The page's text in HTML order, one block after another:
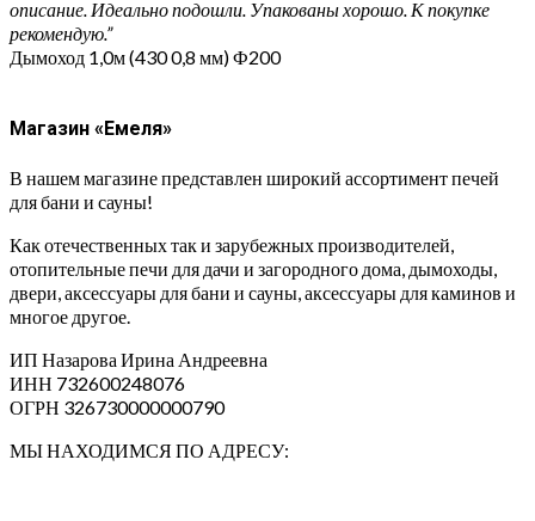
описание. Идеально подошли. Упакованы хорошо. К покупке
рекомендую.”
Дымоход 1,0м (430 0,8 мм) Ф200
Магазин «Емеля»
В нашем магазине представлен широкий ассортимент печей
для бани и сауны!
Как отечественных так и зарубежных производителей,
отопительные печи для дачи и загородного дома, дымоходы,
двери, аксессуары для бани и сауны, аксессуары для каминов и
многое другое.
ИП Назарова Ирина Андреевна⁠
ИНН 732600248076
ОГРН 326730000000790
МЫ НАХОДИМСЯ ПО АДРЕСУ: